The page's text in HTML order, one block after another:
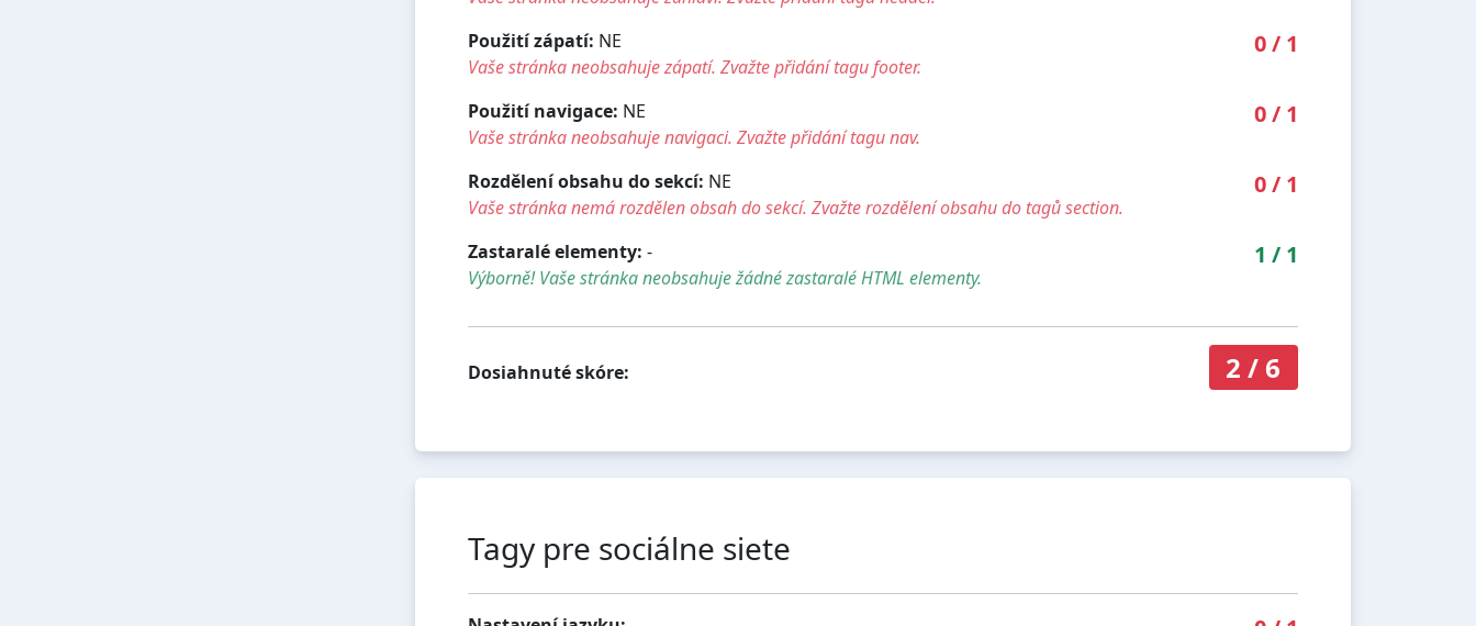
Použití zápatí: NE
Vaše stránka neobsahuje zápatí. Zvažte přidání tagu footer.
0/ 1
Použití navigace: NE
Vaše stránka neobsahuje navigaci. Zvažte přidání tagu nav.
0/ 1
Rozdělení obsahu do sekcí: NE
Vaše stránka nemá rozdělen obsah do sekcí. Zvažte rozdělení obsahu do tagů section.
0/ 1
Zastaralé elementy: -
Výborně! Vaše stránka neobsahuje žádné zastaralé HTML elementy.
1 / 1
Dosiahnuté skóre: 2 /6
Tagy pre sociálne siete